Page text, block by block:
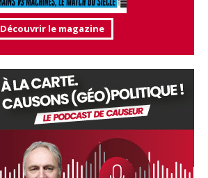
Découvrir le magazine